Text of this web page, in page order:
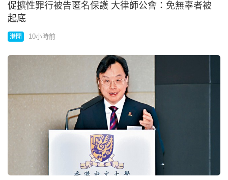
促擴性罪行被告匿名保護 大律師公會：免無辜者被
起底
港聞 10小時前